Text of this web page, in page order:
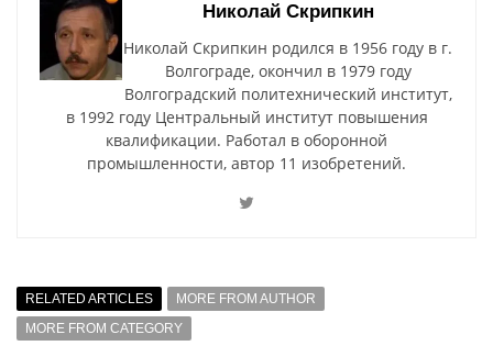
Николай Скрипкин
Николай Скрипкин родился в 1956 году в г.
Волгограде, окончил в 1979 году
Волгоградский политехнический институт,
в 1992 году Центральный институт повышения
квалификации. Работал в оборонной
промышленности, автор 11 изобретений.
RELATED ARTICLES
MORE FROM AUTHOR
MORE FROM CATEGORY